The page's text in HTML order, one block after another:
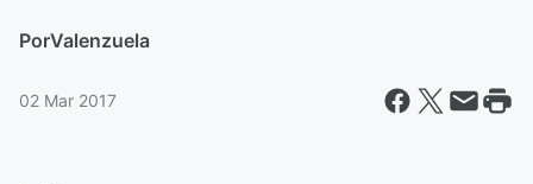
PorValenzuela
02 Mar 2017